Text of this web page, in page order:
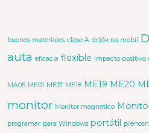
buenos materiales clase A držák na mobil
auta eficacia flexible impacto positivo
MA05 ME01 ME17 ME18 ME19 ME20
monitor Monitor magnetico
programar para Windows portátil